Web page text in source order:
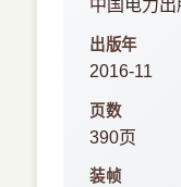
中国电力
出版年
2016-11
页数
390页
装帧